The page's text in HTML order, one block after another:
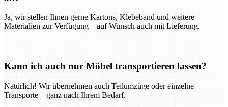
Ja, wir stellen Ihnen gerne Kartons, Klebeband und weitere
Materialien zur Verfügung – auf Wunsch auch mit Lieferung.
Kann ich auch nur Möbel transportieren lassen?
Natürlich! Wir übernehmen auch Teilumzüge oder einzelne
Transporte – ganz nach Ihrem Bedarf.